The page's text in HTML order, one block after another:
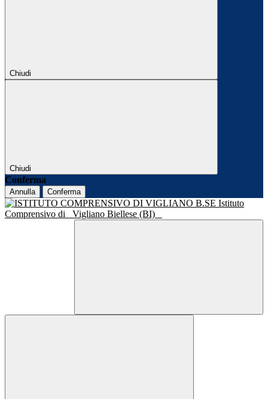
Chiudi
Chiudi
Conferma
Annulla Conferma
Istituto
Comprensivo di
Vigliano Biellese (BI)